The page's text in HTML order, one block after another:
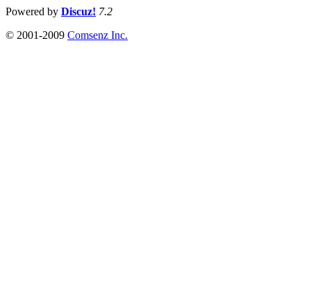
Powered by Discuz! 7.2
© 2001-2009 Comsenz Inc.